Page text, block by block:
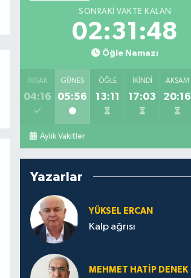
SONRAKI VAKTE KALAN
02:31:47
Öğle Namazı
İMSAK
04:16
GÜNEŞ
05:56
ÖĞLE
13:11
İKINDI
17:03
AKŞAM
20:16
Aylık Vakitler
Yazarlar
YÜKSEL ERCAN
Kalp ağrısı
MEHMET HATİP DENEK